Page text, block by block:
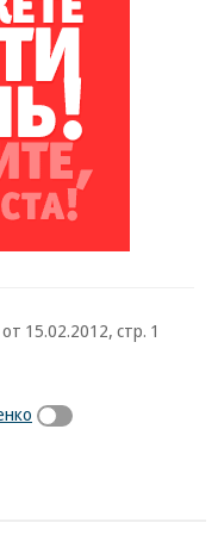
15.02.2012, стр. 1